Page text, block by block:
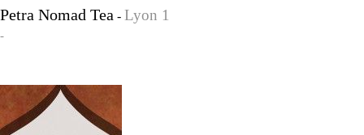
Petra Nomad Tea - Lyon 1
-